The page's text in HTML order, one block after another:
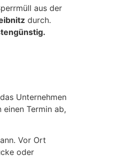
aus der
durch.
Unternehmen
Termin ab,
Vor Ort
oder